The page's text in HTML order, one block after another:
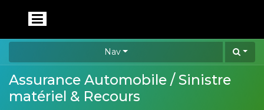
Nav
Assurance Automobile / Sinistre
matériel & Recours